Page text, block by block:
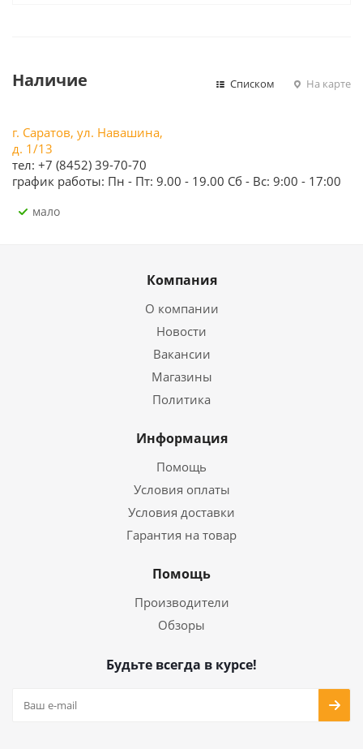
Наличие Списком На карте
г. Саратов, ул. Навашина,
д. 1/13
тел: +7 (8452) 39-70-70
график работы: Пн - Пт: 9.00 - 19.00 Сб - Вс: 9:00 - 17:00
Мало
Компания
О компании
Новости
Вакансии
Магазины
Политика
Информация
Помощь
Условия оплаты
Условия доставки
Гарантия на товар
Помощь
Производители
Обзоры
Будьте всегда в курсе!